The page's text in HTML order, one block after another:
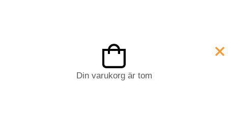
Din varukorg är tom